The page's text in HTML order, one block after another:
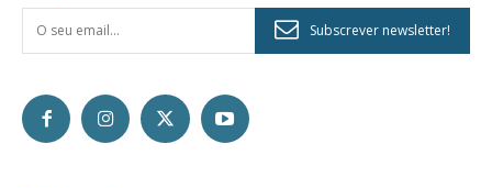
Subscrever newsletter!